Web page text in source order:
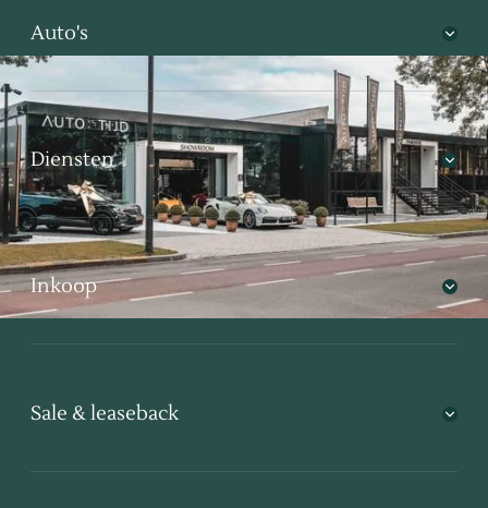
Auto's
Diensten
Inkoop
Sale & leaseback